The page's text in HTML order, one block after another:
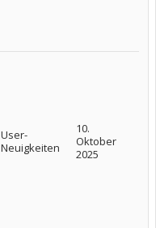
User-
Neuigkeiten
10.
Oktober
2025